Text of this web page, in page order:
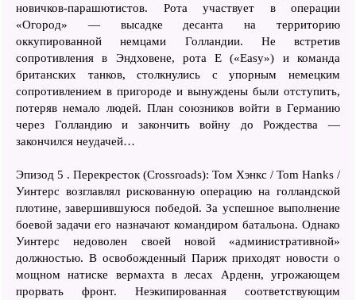
новичков-парашютистов. Рота участвует в операции
«Огород» — высадке десанта на территорию
оккупированной немцами Голландии. Не встретив
сопротивления в Эндховене, рота E («Easy») и команда
британских танков, столкнулись с упорным немецким
сопротивлением в пригороде и вынуждены были отступить,
потеряв немало людей. План союзников войти в Германию
через Голландию и закончить войну до Рождества —
закончился неудачей…
Эпизод 5 . Перекресток (Crossroads): Том Хэнкс / Tom Hanks /
Уинтерс возглавлял рискованную операцию на голландской
плотине, завершившуюся победой. За успешное выполнение
боевой задачи его назначают командиром батальона. Однако
Уинтерс недоволен своей новой «административной»
должностью. В освобожденный Париж приходят новости о
мощном натиске вермахта в лесах Арденн, угрожающем
прорвать фронт. Неэкипированная соответствующим